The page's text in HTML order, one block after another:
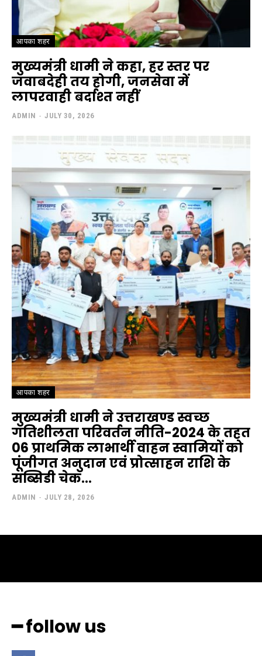
आपका शहर
मुख्यमंत्री धामी ने कहा, हर स्तर पर
जवाबदेही तय होगी, जनसेवा में
लापरवाही बर्दाश्त नहीं
ADMIN - JULY 30, 2026
आपका शहर
मुख्यमंत्री धामी ने उत्तराखण्ड स्वच्छ
गतिशीलता परिवर्तन नीति-2024 के तहत
06 प्राथमिक लाभार्थी वाहन स्वामियों को
पूंजीगत अनुदान एवं प्रोत्साहन राशि के
सब्सिडी चेक...
ADMIN - JULY 28, 2026
━ follow us